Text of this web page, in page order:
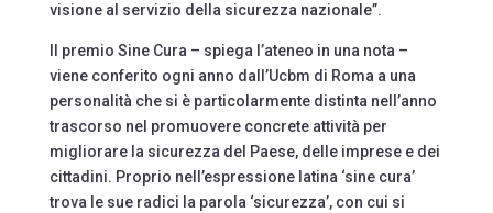
visione al servizio della sicurezza nazionale”.
Il premio Sine Cura – spiega l’ateneo in una nota –
viene conferito ogni anno dall’Ucbm di Roma a una
personalità che si è particolarmente distinta nell’anno
trascorso nel promuovere concrete attività per
migliorare la sicurezza del Paese, delle imprese e dei
cittadini. Proprio nell’espressione latina ‘sine cura’
trova le sue radici la parola ‘sicurezza’, con cui si